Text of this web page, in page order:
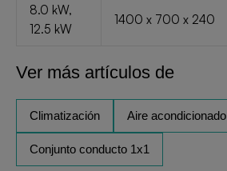
8.0 kW,
12.5 kW
1400 x 700 x 240
Ver más artículos de
Climatización Aire acondicionado
Conjunto conducto 1x1